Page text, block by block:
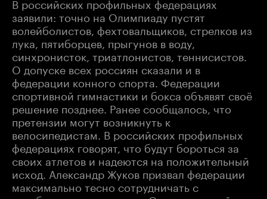
заявили: точно на Олимпиаду пустят
волейболистов, фехтовальщиков, стрелков из
лука, пятиборцев, прыгунов в воду,
синхронисток, триатлонистов, теннисистов.
О допуске всех россиян сказали и в
федерации конного спорта. Федерации
спортивной гимнастики и бокса объявят своё
решение позднее. Ранее сообщалось, что
претензии могут возникнуть к
велосипедистам. В российских профильных
федерациях говорят, что будут бороться за
своих атлетов и надеются на положительный
исход. Александр Жуков призвал федерации
максимально тесно сотрудничать с